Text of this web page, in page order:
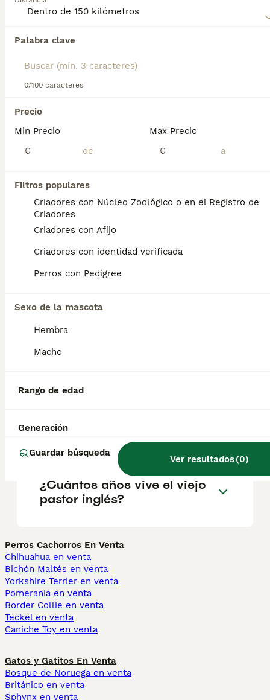
Palabra clave
0/100 caracteres
Precio
Min Precio
€
Max Precio
€
Filtros populares
Criadores con Núcleo Zoológico o en el Registro de
Criadores
Criadores con Afijo
Criadores con identidad verificada
Perros con Pedigree
Sexo de la mascota
Hembra
Macho
Rango de edad
Generación
Guardar búsqueda
Ver resultados(0)
Perro de Pastor Inglés - Bobtail
Encontramos 0 Perro Bobtail Perros en
Si deseas exactamente esta búsqueda guarda tu
búsqueda y espera el resultado perfecto:
Preguntas frecuentes
¿Cómo es el perro viejo
pastor inglés Bobtail?
El Bobtail o antiguo pastor inglés es
ampliamente reconocido por su pelaje largo
y lanoso que recubre su gordito cuerpo.
Parece que tiene los ojos completamente
presentar cualquier tonalidad de gris o azul
¿Cuánto vale un perro
¿Cuántos años vive el viejo
pastor inglés?
Perros Cachorros En Venta
Chihuahua en venta
Bichón Maltés en venta
Yorkshire Terrier en venta
Pomerania en venta
Border Collie en venta
Teckel en venta
Caniche Toy en venta
Gatos y Gatitos En Venta
Bosque de Noruega en venta
Británico en venta
Sphynx en venta